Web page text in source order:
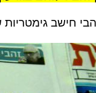
חישב